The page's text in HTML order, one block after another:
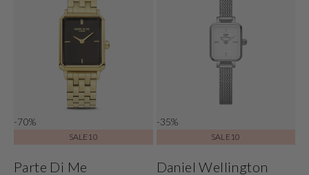
-70%
SALE10
Parte Di Me
-35%
SALE10
Daniel Wellington